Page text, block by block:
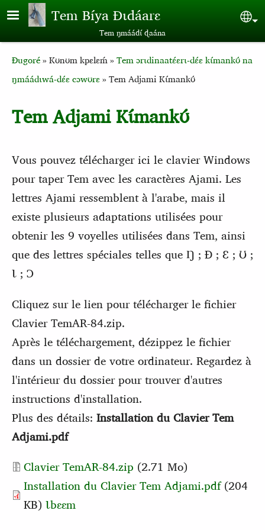
Aller au contenu principal
Tem Bíya Ɖɩdáarɛ
Tem ŋmáádɩ́ ɖaána
Breadcrumb
Ɖugoré Kʊnʊm kpɛlɛḿ Tem ɔrɩdinaatɛ́ɛrɩ-dɛ́ɛ kɩ́mankʊ́ na
ŋmáádɩwá-dɛ́ɛ cɔwʊrɛ Tem Adjami Kɩ́mankʊ́
Tem Adjami Kɩ́mankʊ́
Vous pouvez télécharger ici le clavier Windows
pour taper Tem avec les caractères Ajami. Les
lettres Ajami ressemblent à l'arabe, mais il
existe plusieurs adaptations utilisées pour
obtenir les 9 voyelles utilisées dans Tem, ainsi
que des lettres spéciales telles que Ŋ ; Ɖ ; Ɛ ; Ʊ ;
Ɩ ; Ɔ
Cliquez sur le lien pour télécharger le fichier
Clavier TemAR-84.zip.
Après le téléchargement, dézippez le fichier
dans un dossier de votre ordinateur. Regardez à
l'intérieur du dossier pour trouver d'autres
instructions d'installation.
Plus des détails: Installation du Clavier Tem
Adjami.pdf
Document
Clavier TemAR-84.zip (2.71 Mo)
Installation du Clavier Tem Adjami.pdf(204
KB) Ɩbɛɛm